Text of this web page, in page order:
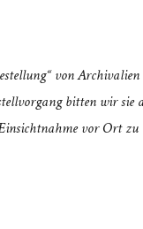
von Archivalien
bitten wir sie
vor Ort zu